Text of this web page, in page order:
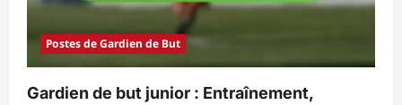
protection
Postes de Gardien de But
Gardien de but junior : Entraînement,